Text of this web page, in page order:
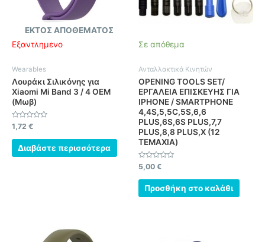
ΕΚΤΌΣ ΑΠΟΘΈΜΑΤΟΣ
Εξαντλημένο
Wearables
Λουράκι Σιλικόνης για
Xiaomi Mi Band 3 / 4 OEM
(Μωβ)
Βαθμολογήθηκε
με
0
από
1,72 €
Διαβάστε περισσότερα
Σε απόθεμα
Ανταλλακτικά Κινητών
OPENING TOOLS SET/
ΕΡΓΑΛΕΙΑ ΕΠΙΣΚΕΥΗΣ ΓΙΑ
IPHONE / SMARTPHONE
4,4S,5,5C,5S,6,6
PLUS,6S,6S PLUS,7,7
PLUS,8,8 PLUS,X (12
ΤΕΜΑΧΙΑ)
Βαθμολογήθηκε
με
0
από
5,00 €
Προσθήκη στο καλάθι